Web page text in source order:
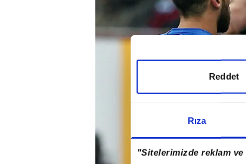
Rıza
"Sitelerimizde reklam ve
Reddet